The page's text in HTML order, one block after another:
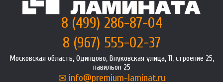
8 (499) 286-87-04
8 (967) 555-02-37
Московская область, Одинцово, Внуковская улица, 11, строение 25,
павильон 25
info@premium-laminat.ru